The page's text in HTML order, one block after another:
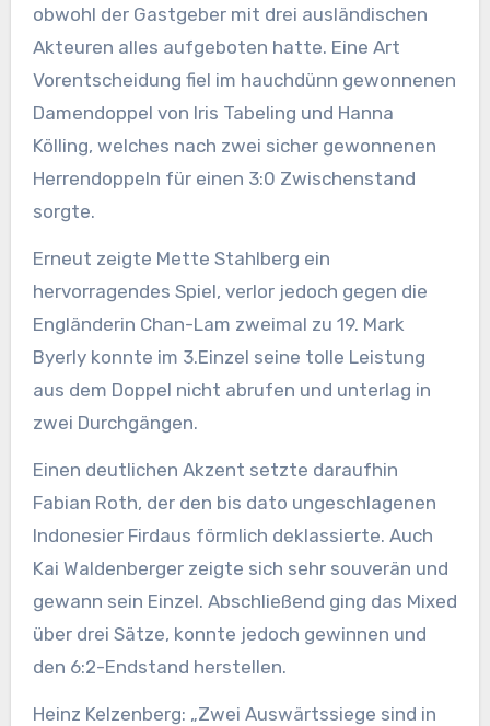
obwohl der Gastgeber mit drei ausländischen
Akteuren alles aufgeboten hatte. Eine Art
Vorentscheidung fiel im hauchdünn gewonnenen
Damendoppel von Iris Tabeling und Hanna
Kölling, welches nach zwei sicher gewonnenen
Herrendoppeln für einen 3:0 Zwischenstand
sorgte.
Erneut zeigte Mette Stahlberg ein
hervorragendes Spiel, verlor jedoch gegen die
Engländerin Chan-Lam zweimal zu 19. Mark
Byerly konnte im 3.Einzel seine tolle Leistung
aus dem Doppel nicht abrufen und unterlag in
zwei Durchgängen.
Einen deutlichen Akzent setzte daraufhin
Fabian Roth, der den bis dato ungeschlagenen
Indonesier Firdaus förmlich deklassierte. Auch
Kai Waldenberger zeigte sich sehr souverän und
gewann sein Einzel. Abschließend ging das Mixed
über drei Sätze, konnte jedoch gewinnen und
den 6:2-Endstand herstellen.
Heinz Kelzenberg: „Zwei Auswärtssiege sind in